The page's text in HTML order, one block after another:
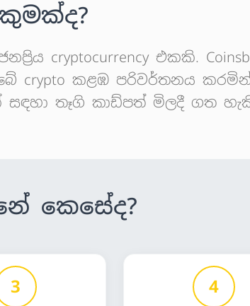
කුමක්ද?
cryptocurrency එකකි.
crypto කළඹ පරිවර්තනය
සඳහා තෑගි කාඩ්පත් මිලදී ගත
කෙසේද?
3 4